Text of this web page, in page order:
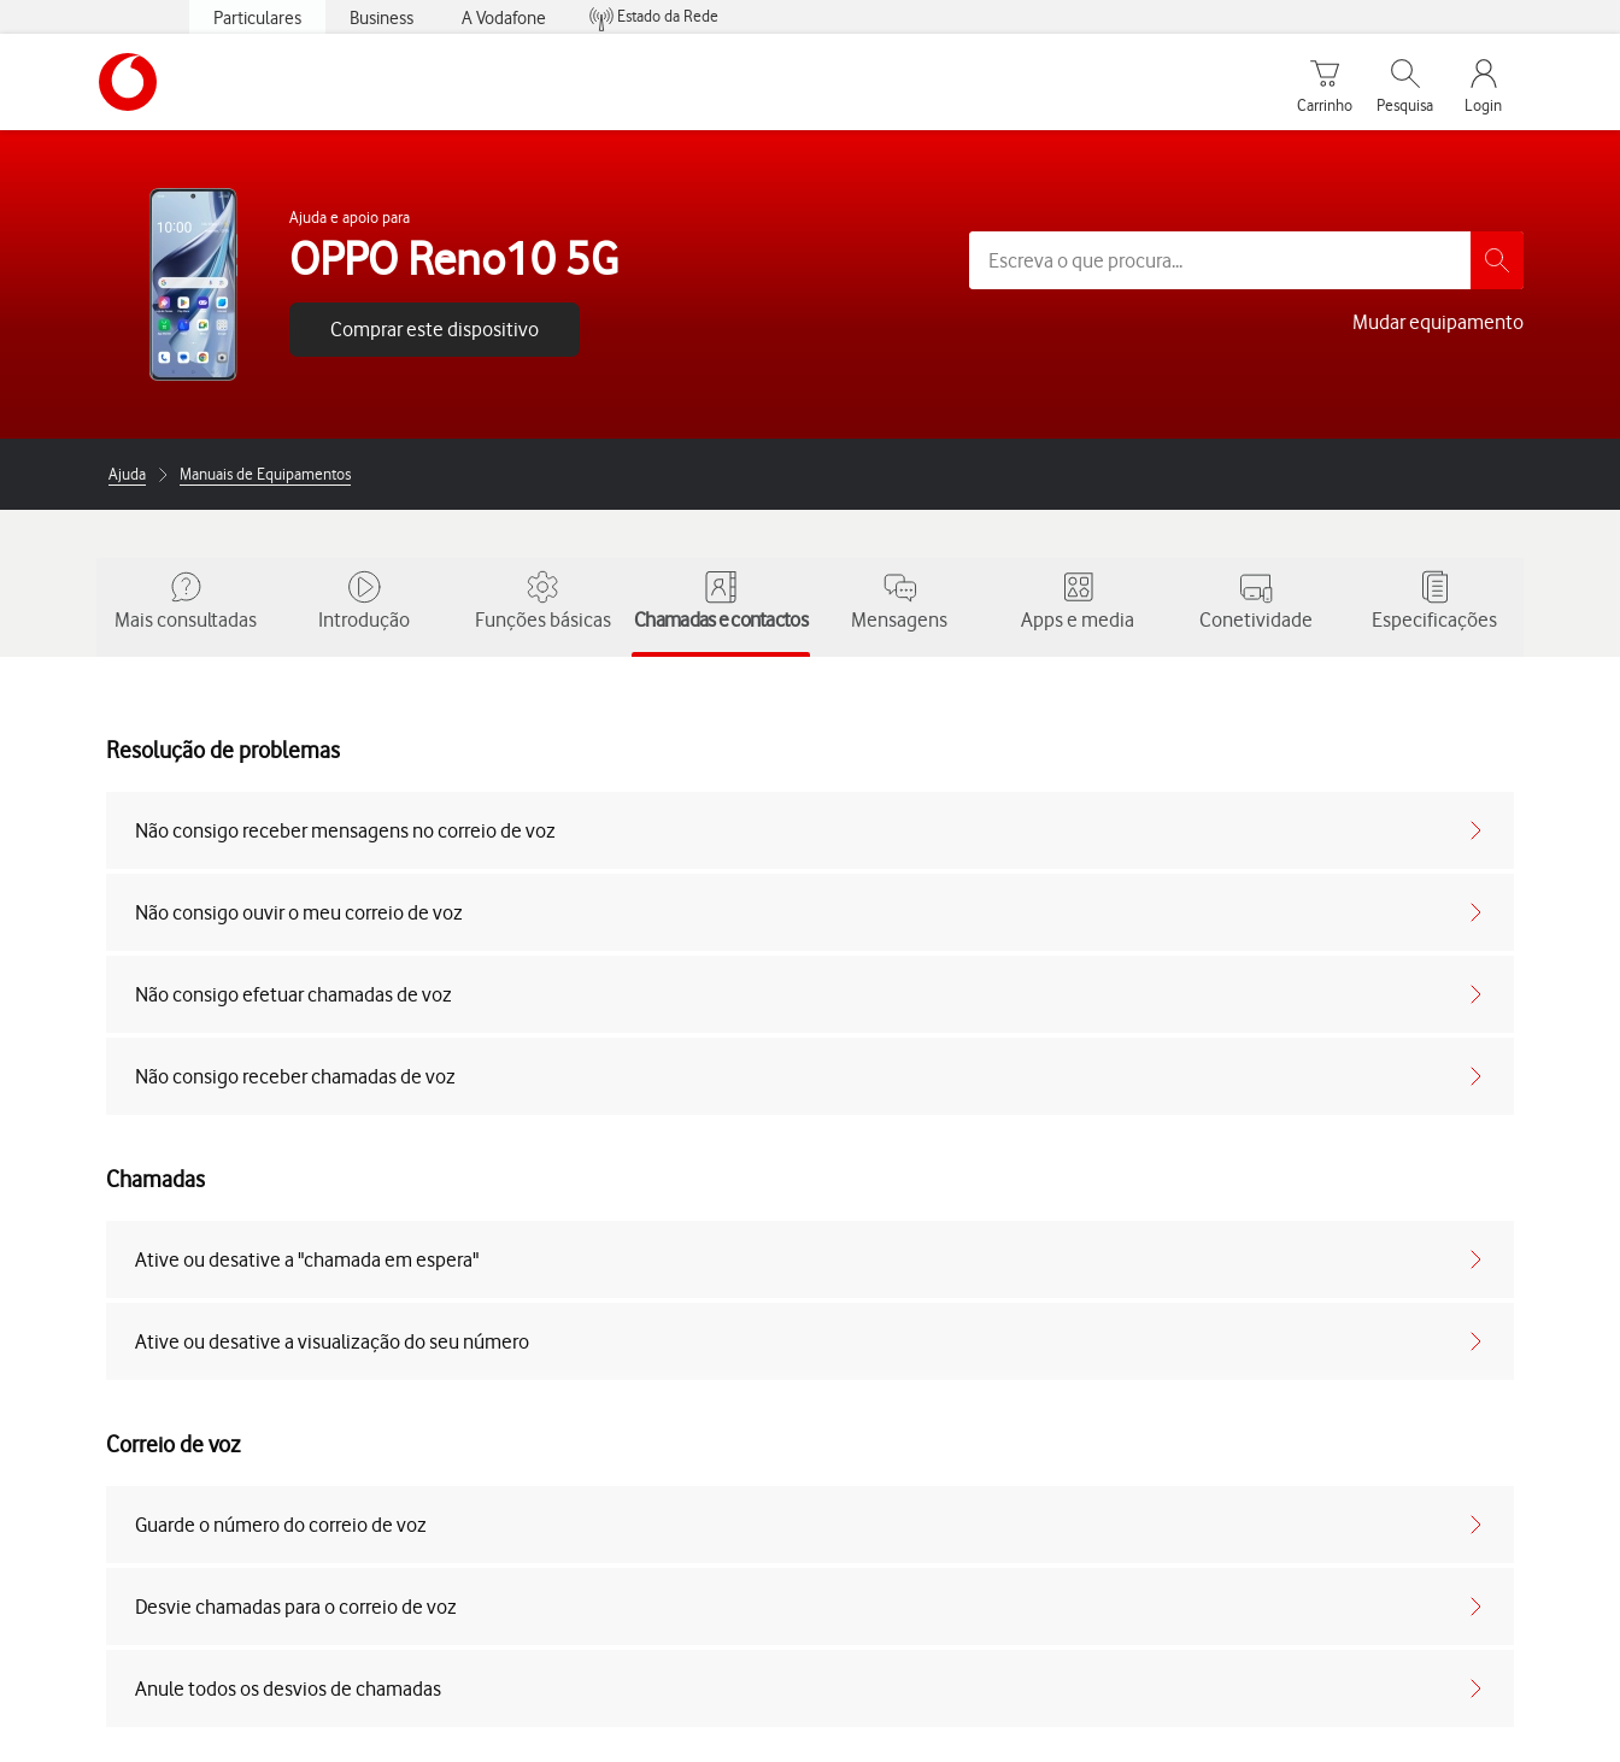
Particulares Business A Vodafone
Estado da Rede
Carrinho de compras
Carrinho
Pesquisar
Pesquisa
My Vodafone
Login
Ajuda e apoio para
OPPO Reno10 5G
Comprar este dispositivo Mudar equipamento
Ajuda Manuais de Equipamentos
Mais consultadas Introdução Funções básicas Chamadas e contactos Mensagens Apps e media Conetividade Especificações
Resolução de problemas
Não consigo receber mensagens no correio de voz
Não consigo ouvir o meu correio de voz
Não consigo efetuar chamadas de voz
Não consigo receber chamadas de voz
Chamadas
Ative ou desative a "chamada em espera"
Ative ou desative a visualização do seu número
Correio de voz
Guarde o número do correio de voz
Desvie chamadas para o correio de voz
Anule todos os desvios de chamadas